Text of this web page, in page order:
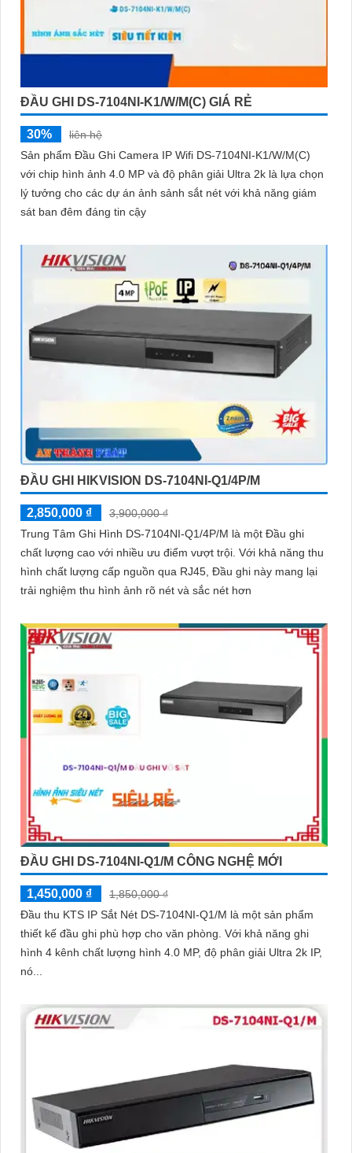
ĐẦU GHI DS-7104NI-K1/W/M(C) GIÁ RẺ
30%
liên hệ
Sản phẩm Đầu Ghi Camera IP Wifi DS-7104NI-K1/W/M(C)
với chip hình ảnh 4.0 MP và độ phân giải Ultra 2k là lựa chọn
lý tưởng cho các dự án ảnh sảnh sắt nét với khả năng giám
sát ban đêm đáng tin cậy
ĐẦU GHI HIKVISION DS-7104NI-Q1/4P/M
2,850,000 ₫
3,900,000 ₫
Trung Tâm Ghi Hình DS-7104NI-Q1/4P/M là một Đầu ghi
chất lượng cao với nhiều ưu điểm vượt trội. Với khả năng thu
hình chất lượng cấp nguồn qua RJ45, Đầu ghi này mang lại
trải nghiệm thu hình ảnh rõ nét và sắc nét hơn
ĐẦU GHI DS-7104NI-Q1/M CÔNG NGHỆ MỚI
1,450,000 ₫
1,850,000 ₫
Đầu thu KTS IP Sắt Nét DS-7104NI-Q1/M là một sản phẩm
thiết kế đầu ghi phù hợp cho văn phòng. Với khả năng ghi
hình 4 kênh chất lượng hình 4.0 MP, độ phân giải Ultra 2k IP,
nó...